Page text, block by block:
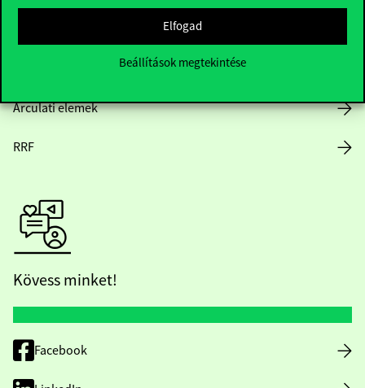
Elfogad
Beállítások megtekintése
Arculati elemek
RRF
Kövess minket!
Facebook